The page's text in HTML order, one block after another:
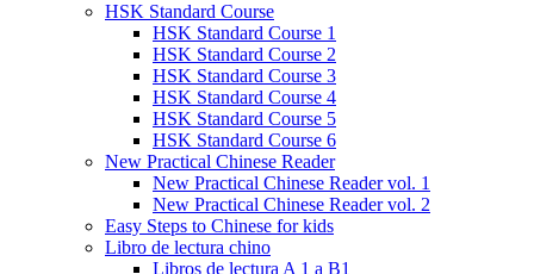
HSK Standard Course
HSK Standard Course 1
HSK Standard Course 2
HSK Standard Course 3
HSK Standard Course 4
HSK Standard Course 5
HSK Standard Course 6
New Practical Chinese Reader
New Practical Chinese Reader vol. 1
New Practical Chinese Reader vol. 2
Easy Steps to Chinese for kids
Libro de lectura chino
Libros de lectura A 1 a B1